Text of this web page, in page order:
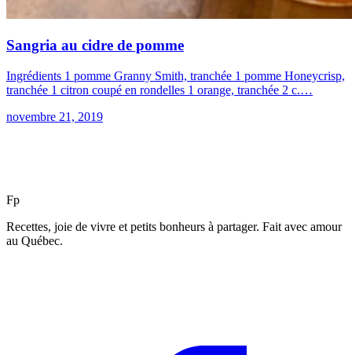
Sangria au cidre de pomme
Ingrédients 1 pomme Granny Smith, tranchée 1 pomme Honeycrisp,
tranchée 1 citron coupé en rondelles 1 orange, tranchée 2 c.…
novembre 21, 2019
Fp
Recettes, joie de vivre et petits bonheurs à partager. Fait avec amour
au Québec.